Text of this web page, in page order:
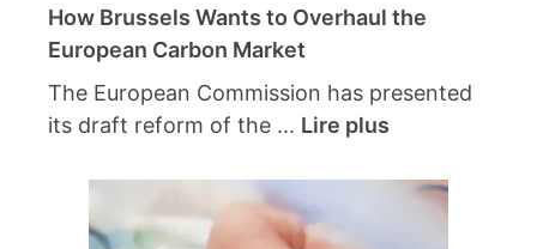
How Brussels Wants to Overhaul the
European Carbon Market
The European Commission has presented
its draft reform of the ... Lire plus